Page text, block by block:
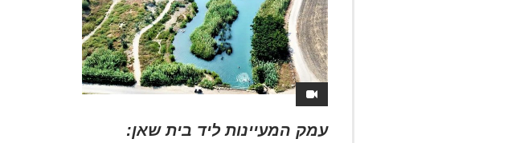
עמק המעיינות ליד בית שאן: